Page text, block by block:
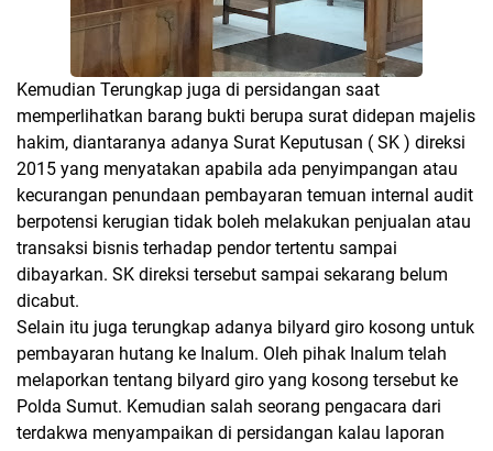
Kemudian Terungkap juga di persidangan saat
memperlihatkan barang bukti berupa surat didepan majelis
hakim, diantaranya adanya Surat Keputusan ( SK ) direksi
2015 yang menyatakan apabila ada penyimpangan atau
kecurangan penundaan pembayaran temuan internal audit
berpotensi kerugian tidak boleh melakukan penjualan atau
transaksi bisnis terhadap pendor tertentu sampai
dibayarkan. SK direksi tersebut sampai sekarang belum
dicabut.
Selain itu juga terungkap adanya bilyard giro kosong untuk
pembayaran hutang ke Inalum. Oleh pihak Inalum telah
melaporkan tentang bilyard giro yang kosong tersebut ke
Polda Sumut. Kemudian salah seorang pengacara dari
terdakwa menyampaikan di persidangan kalau laporan